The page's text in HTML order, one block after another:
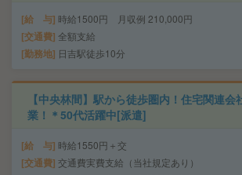
給 与 時給1500円 月収例 210,000円
交通費 全額支給
勤務地 日吉駅徒歩10分
【中央林間】駅から徒歩圏内！住宅関連
業！＊50代活躍中[派遣]
給 与 時給1550円＋交
交通費 交通費実費支給（当社規定あり）